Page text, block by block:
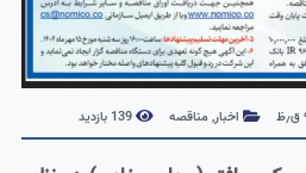
اخبار,مناقصه 139 بازدید